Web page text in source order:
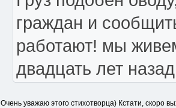
граждан и
работают! мы
двадцать лет
Очень уважаю этого стихотворца) Кстати, скоро